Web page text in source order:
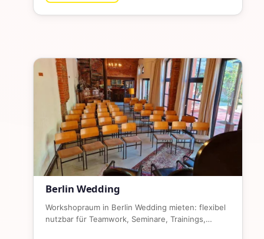
Berlin Wedding
Workshopraum in Berlin Wedding mieten: flexibel
nutzbar für Teamwork, Seminare, Trainings,